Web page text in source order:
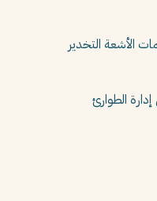
الأشعة التخدير
إدارة الطوارئ